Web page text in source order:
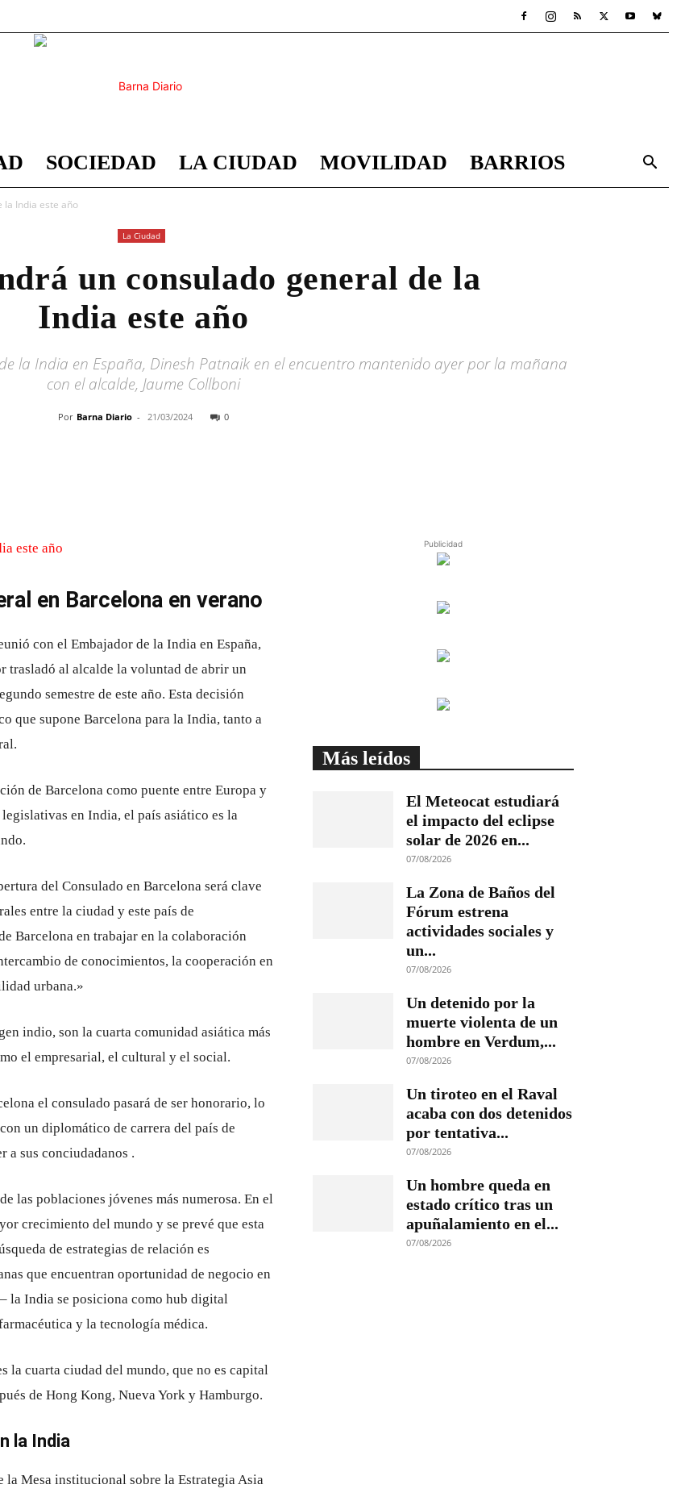
Barna
SOCIEDAD LA CIUDAD MOVILIDAD BARRIOS
la India este año
La Ciudad
un consulado general de la
India este año
la India en España, Dinesh Patnaik en el encuentro mantenido ayer por la mañana
con el alcalde, Jaume Collboni
Por Barna Diario - 21/03/2024 0
en Barcelona en verano
con el Embajador de la India en España,
trasladó al alcalde la voluntad de abrir un
semestre de este año. Esta decisión
que supone Barcelona para la India, tanto a
de Barcelona como puente entre Europa y
en India, el país asiático es la
del Consulado en Barcelona será clave
entre la ciudad y este país de
Barcelona en trabajar en la colaboración
de conocimientos, la cooperación en
urbana.»
indio, son la cuarta comunidad asiática más
el empresarial, el cultural y el social.
el consulado pasará de ser honorario, lo
un diplomático de carrera del país de
a sus conciudadanos .
las poblaciones jóvenes más numerosa. En el
crecimiento del mundo y se prevé que esta
de estrategias de relación es
que encuentran oportunidad de negocio en
la India se posiciona como hub digital
y la tecnología médica.
la cuarta ciudad del mundo, que no es capital
de Hong Kong, Nueva York y Hamburgo.
la India
Mesa institucional sobre la Estrategia Asia
Publicidad
Más leídos
El Meteocat estudiará
el impacto del eclipse
solar de 2026 en...
07/08/2026
La Zona de Baños del
Fórum estrena
actividades sociales y
un...
07/08/2026
Un detenido por la
muerte violenta de un
hombre en Verdum,...
07/08/2026
Un tiroteo en el Raval
acaba con dos detenidos
por tentativa...
07/08/2026
Un hombre queda en
estado crítico tras un
apuñalamiento en el...
07/08/2026